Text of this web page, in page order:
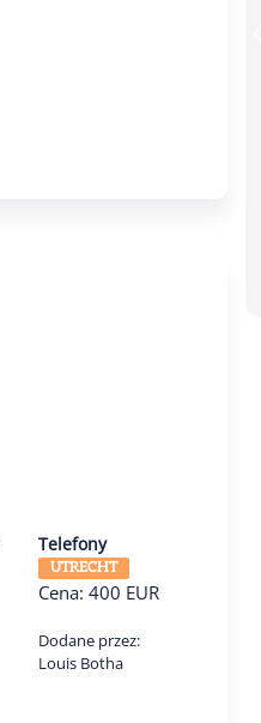
Telefony
UTRECHT
Cena: 400 EUR
Dodane przez:
Louis Botha